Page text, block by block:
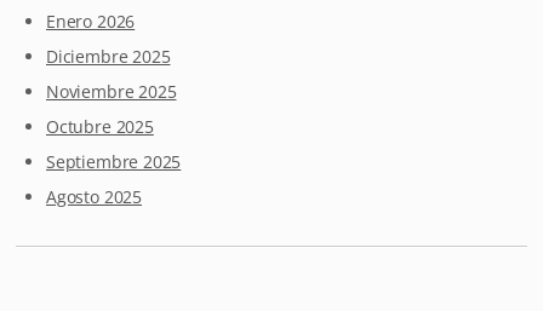
Enero 2026
Diciembre 2025
Noviembre 2025
Octubre 2025
Septiembre 2025
Agosto 2025